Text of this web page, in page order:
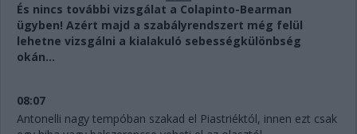
És nincs további vizsgálat a Colapinto-Bearman
ügyben! Azért majd a szabályrendszert még felül
lehetne vizsgálni a kialakuló sebességkülönbség
okán...
08:07
Antonelli nagy tempóban szakad el Piastriéktól, innen ezt csak